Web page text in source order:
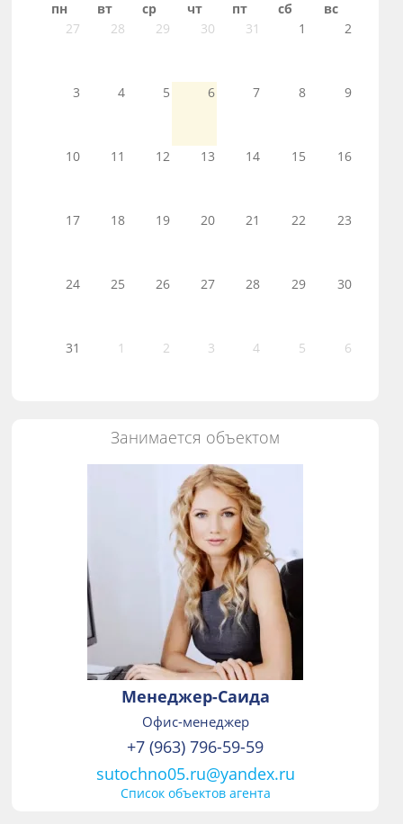
пн вт ср чт пт сб
вс
27
28 29 30 31 1 2
3 4 5 6 7 8 9
10 11 12 13 14 15 16
17 18 19 20 21 22 23
24 25 26 27 28 29 30
31 1 2 3 4 5 6
Занимается объектом
Менеджер-Саида
Офис-менеджер
+7 (963) 796-59-59
sutochno05.ru@yandex.ru
Список объектов агента